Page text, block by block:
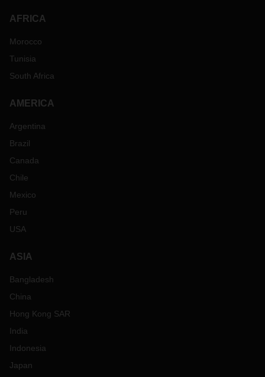
AFRICA
Morocco
Tunisia
South Africa
AMERICA
Argentina
Brazil
Canada
Chile
Mexico
Peru
USA
ASIA
Bangladesh
China
Hong Kong SAR
India
Indonesia
Japan